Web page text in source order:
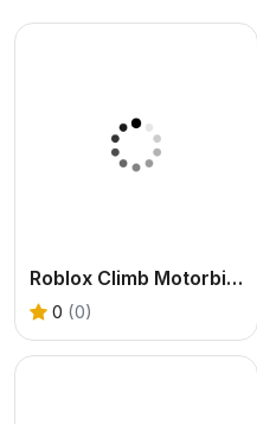
Roblox Climb Motorbike
0 (0)